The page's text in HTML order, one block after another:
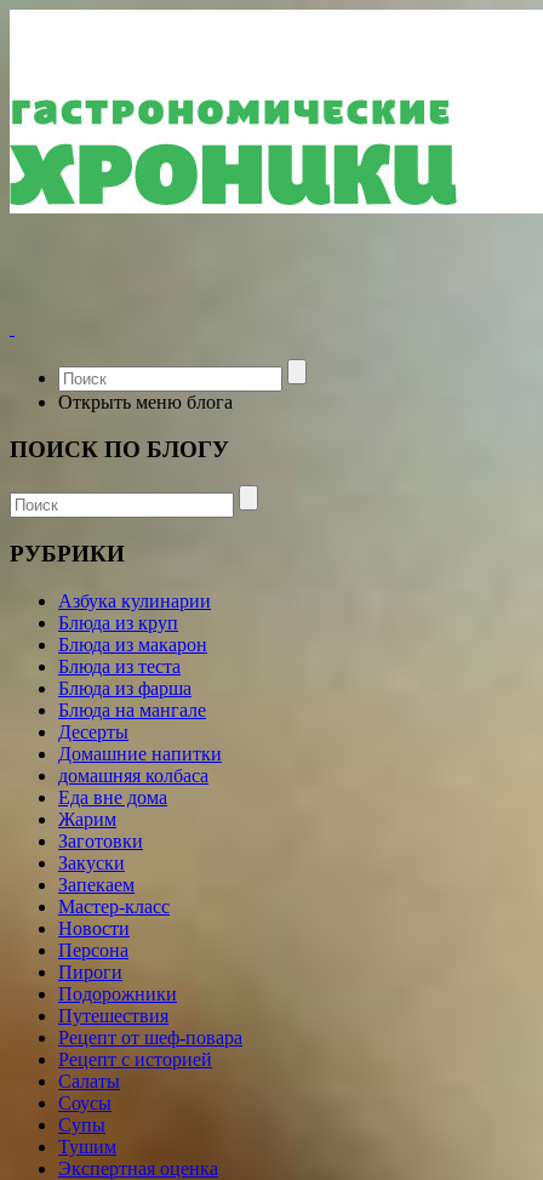
Открыть меню блога
ПОИСК ПО БЛОГУ
РУБРИКИ
Азбука кулинарии
Блюда из круп
Блюда из макарон
Блюда из теста
Блюда из фарша
Блюда на мангале
Десерты
Домашние напитки
домашняя колбаса
Еда вне дома
Жарим
Заготовки
Закуски
Запекаем
Мастер-класс
Новости
Персона
Пироги
Подорожники
Путешествия
Рецепт от шеф-повара
Рецепт с историей
Салаты
Соусы
Супы
Тушим
Экспертная оценка